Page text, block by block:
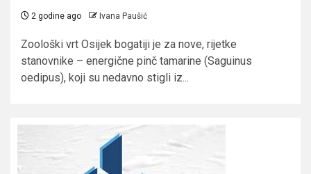
2 godine ago Ivana Paušić
Zoološki vrt Osijek bogatiji je za nove, rijetke
stanovnike – energične pinč tamarine (Saguinus
oedipus), koji su nedavno stigli iz...